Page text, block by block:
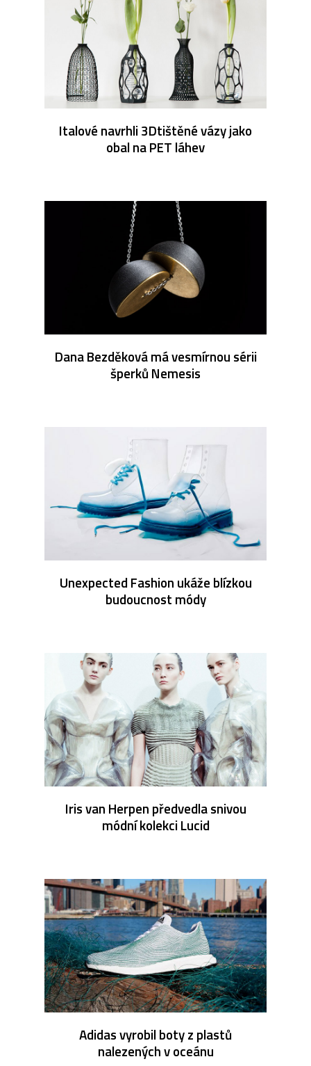
Italové navrhli 3Dtištěné vázy jako
obal na PET láhev
Dana Bezděková má vesmírnou sérii
šperků Nemesis
Unexpected Fashion ukáže blízkou
budoucnost módy
Iris van Herpen předvedla snivou
módní kolekci Lucid
Adidas vyrobil boty z plastů
nalezených v oceánu